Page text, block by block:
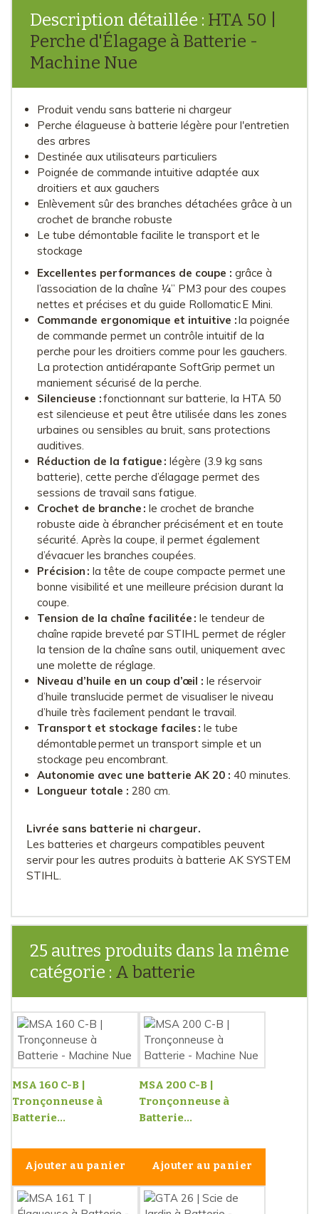
Description détaillée : HTA 50 |
Perche d'Élagage à Batterie -
Machine Nue
Produit vendu sans batterie ni chargeur
Perche élagueuse à batterie légère pour l'entretien
des arbres
Destinée aux utilisateurs particuliers
Poignée de commande intuitive adaptée aux
droitiers et aux gauchers
Enlèvement sûr des branches détachées grâce à un
crochet de branche robuste
Le tube démontable facilite le transport et le
stockage
Excellentes performances de coupe : grâce à
l’association de la chaîne ¼” PM3​ pour des coupes
nettes et précises et du guide Rollomatic E Mini.
Commande ergonomique et intuitive :la poignée
de commande permet un contrôle intuitif de la
perche pour les droitiers comme pour les gauchers.
La protection antidérapante SoftGrip permet un
maniement sécurisé de la perche.
Silencieuse :fonctionnant sur batterie, la HTA 50
est silencieuse et peut être utilisée dans les zones
urbaines ou sensibles au bruit, sans protections
auditives.
Réduction de la fatigue : légère (3.9 kg sans
batterie), cette perche d’élagage permet des
sessions de travail sans fatigue.
Crochet de branche : le crochet de branche
robuste aide à ébrancher précisément et en toute
sécurité. Après la coupe, il permet également
d’évacuer les branches coupées.
Précision : la tête de coupe compacte permet une
bonne visibilité et une meilleure précision durant la
coupe.
Tension de la chaîne facilitée : le tendeur de
chaîne rapide breveté par STIHL permet de régler
la tension de la chaîne sans outil, uniquement avec
une molette de réglage.
Niveau d’huile en un coup d’œil : le réservoir
d’huile translucide permet de visualiser le niveau
d’huile très facilement pendant le travail.
Transport et stockage faciles : le tube
démontable permet un transport simple et un
stockage peu encombrant.
Autonomie avec une batterie AK 20 : 40 minutes.
Longueur totale : 280 cm.
Livrée sans batterie ni chargeur.
Les batteries et chargeurs compatibles peuvent
servir pour les autres produits à batterie AK SYSTEM
STIHL.
25 autres produits dans la même
catégorie :
A batterie
MSA 160 C-B |
Tronçonneuse à
Batterie...
Ajouter au panier
MSA 200 C-B |
Tronçonneuse à
Batterie...
Ajouter au panier